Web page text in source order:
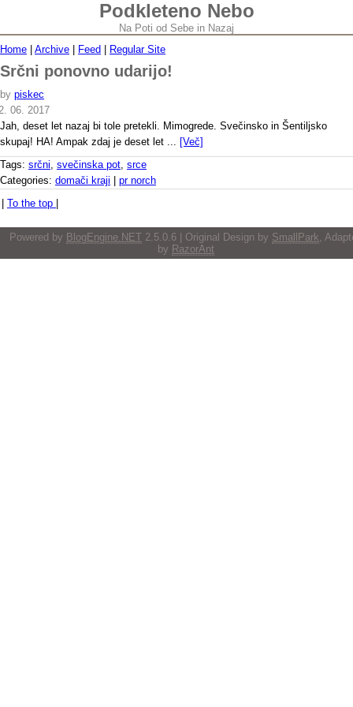
Podkleteno Nebo
Na Poti od Sebe in Nazaj
Home
Archive Feed Regular Site
Srčni ponovno udarijo!
by piskec
06. 2017
Jah, deset let nazaj bi tole pretekli. Mimogrede. Svečinsko in Šentiljsko
skupaj! HA! Ampak zdaj je deset let ... [Več]
Tags: srčni, svečinska pot, srce
Categories: domači kraji
pr norch
To the top
Powered by BlogEngine.NET 2.5.0.6 | Original Design by SmallPark,
by RazorAnt